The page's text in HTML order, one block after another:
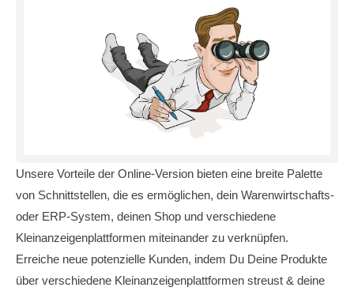
Unsere Vorteile der Online-Version bieten eine breite Palette
von Schnittstellen, die es ermöglichen, dein Warenwirtschafts-
oder ERP-System, deinen Shop und verschiedene
Kleinanzeigenplattformen miteinander zu verknüpfen.
Erreiche neue potenzielle Kunden, indem Du Deine Produkte
über verschiedene Kleinanzeigenplattformen streust & deine